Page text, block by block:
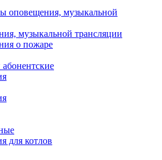
оповещения, музыкальной
музыкальной трансляции
о пожаре
для котлов